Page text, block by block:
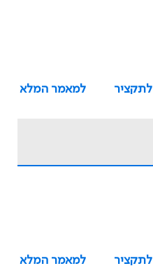
לתקציר
למאמר המלא
לתקציר
למאמר המלא